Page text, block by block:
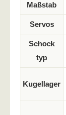
Maßstab
Servos
Schock
typ
Kugellager